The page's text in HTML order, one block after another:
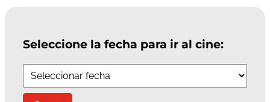
Seleccione la fecha para ir al cine: